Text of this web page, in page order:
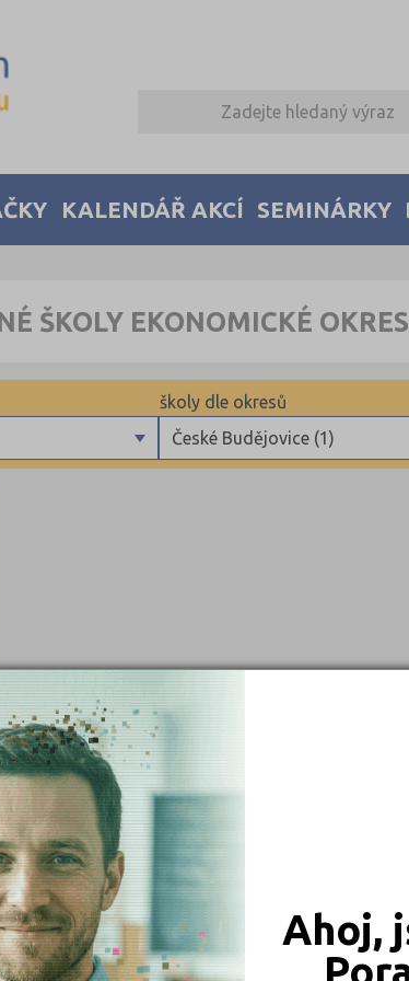
Ahoj,
KALENDÁŘ AKCÍ SEMINÁRKY
ŠKOLY EKONOMICKÉ
České Budějovice (1)
školy dle okresů
Hradec Králové (1)
Jablonec nad Nisou (1)
Kladno (1)
Klatovy (1)
Litoměřice (1)
Most (1)
Nový Jičín (1)
Ostrava-město (2)
Plzeň-město (1)